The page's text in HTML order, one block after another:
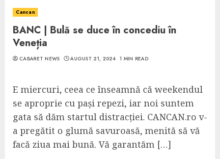
Cancan
BANC | Bulă se duce în concediu în
Veneția
CABARET NEWS AUGUST 21, 2024 1 MIN READ
E miercuri, ceea ce înseamnă că weekendul
se aproprie cu pași repezi, iar noi suntem
gata să dăm startul distracției. CANCAN.ro v-
a pregătit o glumă savuroasă, menită să vă
facă ziua mai bună. Vă garantăm […]